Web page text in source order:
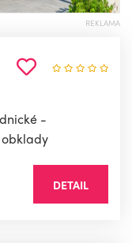
REKLAMA
-
DETAIL